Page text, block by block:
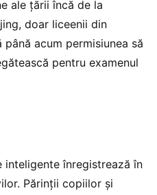
ale țării încă de la
doar liceenii din
acum permisiunea să
pentru examenul
inteligente înregistrează în
Părinţii copiilor şi